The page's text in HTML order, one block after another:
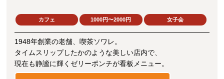
カフェ 1000円〜2000円 女子会
1948年創業の老舗、喫茶ソワレ。
タイムスリップしたかのような美しい店内で、
現在も静謐に輝くゼリーポンチが看板メニュー。